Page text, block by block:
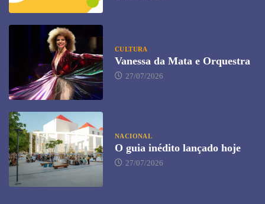
CULTURA
Vanessa da Mata e Orquestra
27/07/2026
NACIONAL
O guia inédito lançado hoje
27/07/2026